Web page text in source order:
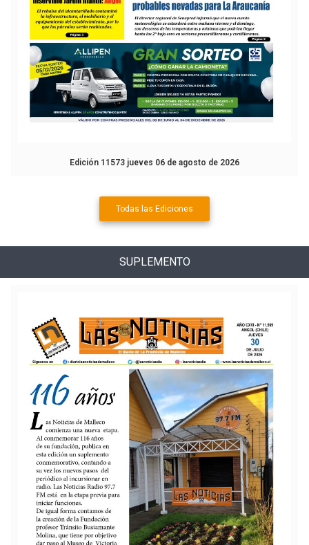
Edición 11573 jueves 06 de agosto de 2026
Todas las Ediciones
SUPLEMENTO